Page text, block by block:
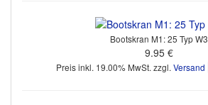
Bootskran M1: 25 Typ W3
9.95 €
Preis inkl. 19.00% MwSt. zzgl.Versand